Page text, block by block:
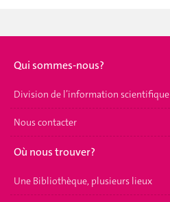
Qui sommes-nous?
Division de l’information scientifique
Nous contacter
Où nous trouver?
Une Bibliothèque, plusieurs lieux